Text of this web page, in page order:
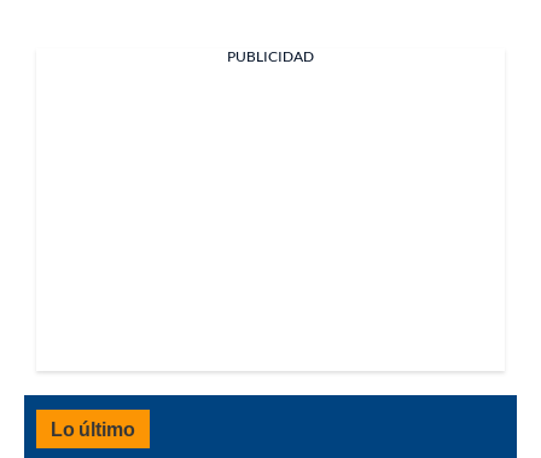
PUBLICIDAD
Lo último